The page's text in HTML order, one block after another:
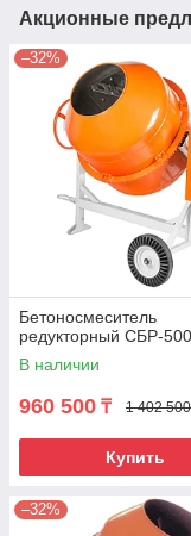
Акционные
–32%
Бетоносмеситель
редукторный СБР-
В наличии
960 500 ₸ 1 402
Купить
–32%